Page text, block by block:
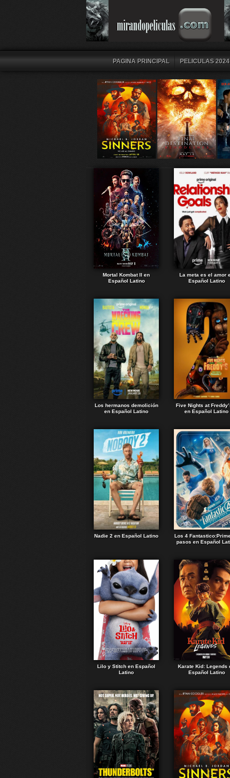
PAGINA PRINCIPAL PELICULAS
Mortal Kombat II en
Español Latino
La meta es el amor
Español Latino
Los hermanos demolición
en Español Latino
Five Nights at
en Español Latino
Nadie 2 en Español Latino
Los 4
pasos en Español
Lilo y Stitch en Español
Latino
Karate Kid: Legends
Español Latino